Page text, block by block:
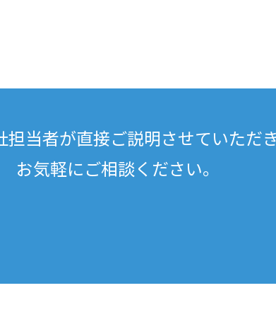
担当者が直接ご説明させていただ
お気軽にご相談ください。